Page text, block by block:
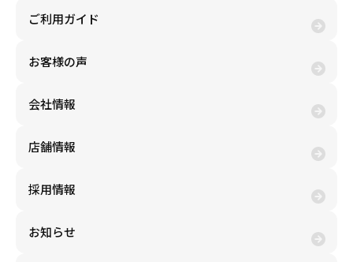
図書カード・QUO（クオ）カード
旅行券
年賀状
図書カード・QUO（クオ）カード
旅行券
年賀状
その他
ご利用ガイド
お客様の声
会社情報
店舗情報
採用情報
お知らせ